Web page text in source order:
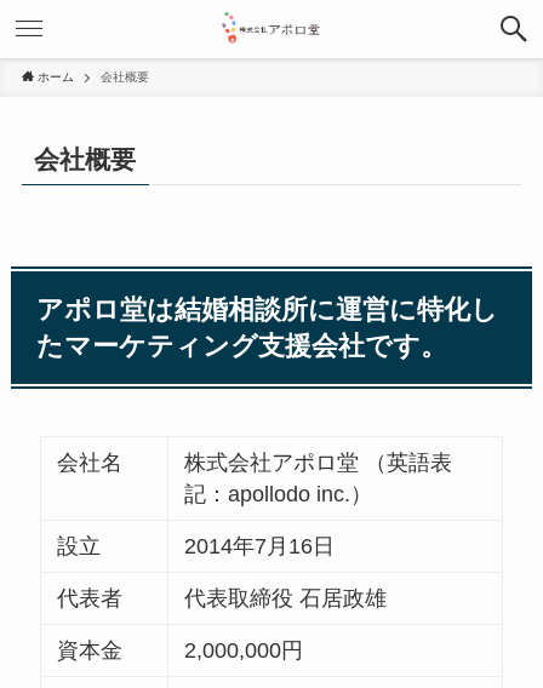
ホーム 会社概要
会社概要
アポロ堂は結婚相談所に運営に特化し
たマーケティング支援会社です。
会社名
株式会社アポロ堂 （英語表
記：apollodo inc.）
設立 2014年7月16日
代表者 代表取締役 石居政雄
資本金 2,000,000円